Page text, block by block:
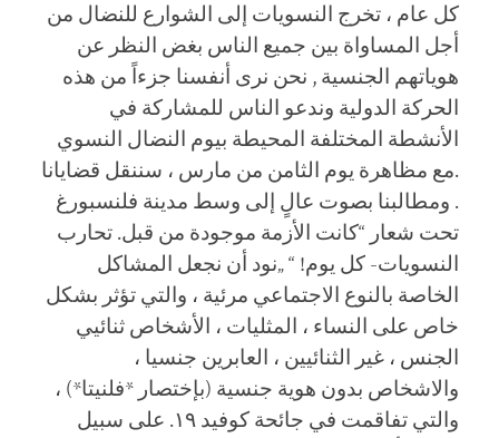
كل عام ، تخرج النسويات إلى الشوارع للنضال من
أجل المساواة بين جميع الناس بغض النظر عن
هوياتهم الجنسية , نحن نرى أنفسنا جزءاً من هذه
الحركة الدولية وندعو الناس للمشاركة في
الأنشطة المختلفة المحيطة بيوم النضال النسوي
.مع مظاهرة يوم الثامن من مارس ، سننقل قضايانا
ومطالبنا بصوت عالٍ إلى وسط مدينة فلنسبورغ .
تحت شعار “كانت الأزمة موجودة من قبل. تحارب
النسويات- كل يوم! “ „نود أن نجعل المشاكل
الخاصة بالنوع الاجتماعي مرئية ، والتي تؤثر بشكل
خاص على النساء ، المثليات ، الأشخاص ثنائيي
الجنس ، غير الثنائيين ، العابرين جنسيا ،
والاشخاص بدون هوية جنسية (بإختصار *فلنيتا*) ،
والتي تفاقمت في جائحة كوفيد ١٩. على سبيل